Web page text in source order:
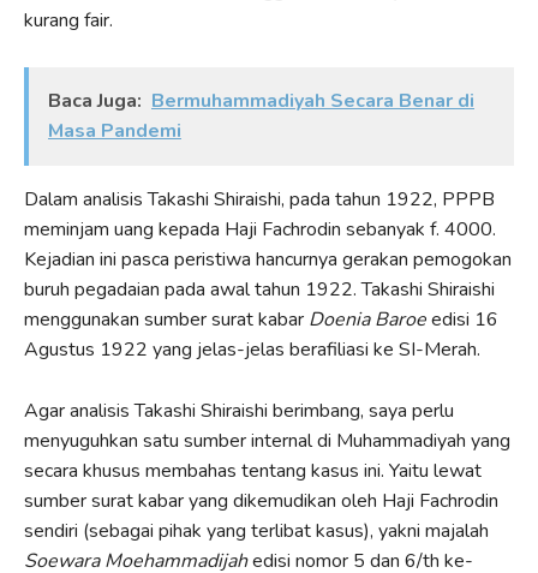
kurang fair.
Baca Juga: Bermuhammadiyah Secara Benar di
Masa Pandemi
Dalam analisis Takashi Shiraishi, pada tahun 1922, PPPB
meminjam uang kepada Haji Fachrodin sebanyak f. 4000.
Kejadian ini pasca peristiwa hancurnya gerakan pemogokan
buruh pegadaian pada awal tahun 1922. Takashi Shiraishi
menggunakan sumber surat kabar Doenia Baroeedisi 16
Agustus 1922 yang jelas-jelas berafiliasi ke SI-Merah.
Agar analisis Takashi Shiraishi berimbang, saya perlu
menyuguhkan satu sumber internal di Muhammadiyah yang
secara khusus membahas tentang kasus ini. Yaitu lewat
sumber surat kabar yang dikemudikan oleh Haji Fachrodin
sendiri (sebagai pihak yang terlibat kasus), yakni majalah
Soewara Moehammadijahedisi nomor 5 dan 6/th ke-